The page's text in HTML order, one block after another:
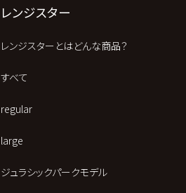
レンジスター
レンジスターとはどんな商品？
すべて
regular
large
ジュラシックパークモデル